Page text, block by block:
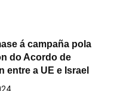
á campaña pola
do Acordo de
entre a UE e Israel